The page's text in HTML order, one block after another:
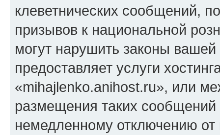
клеветнических сообщений,
призывов к национальной
могут нарушить законы
предоставляет услуги
«mihajlenko.anihost.ru», или
размещения таких
немедленному отключению